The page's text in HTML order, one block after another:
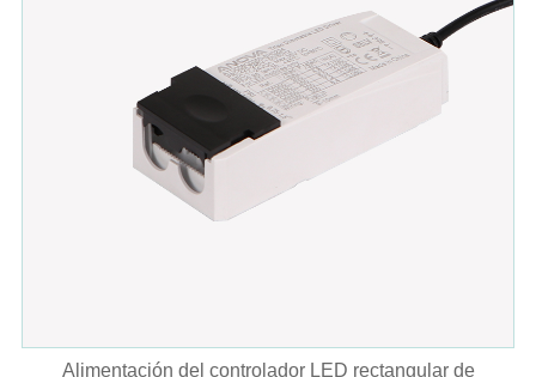
Alimentación del controlador LED rectangular de